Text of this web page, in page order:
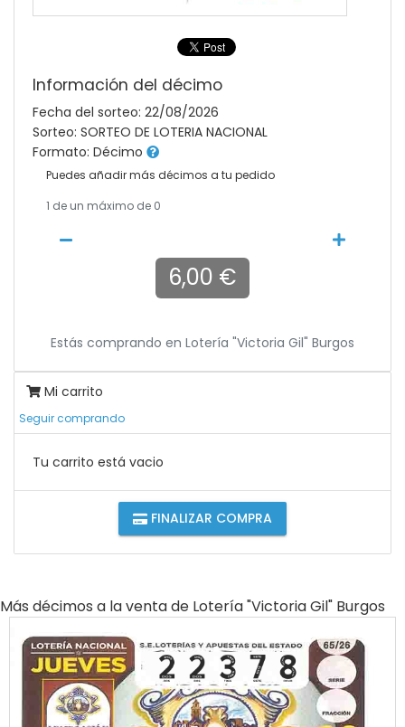
Información del décimo
Fecha del sorteo: 22/08/2026
Sorteo: SORTEO DE LOTERIA NACIONAL
Formato: Décimo
Puedes añadir más décimos a tu pedido
1 de un máximo de 0
6,00 €
Estás comprando en Lotería "victoria Gil" Burgos
Mi carrito
Seguir comprando
Tu carrito está vacio
FINALIZAR COMPRA
Más décimos a la venta de Lotería "victoria Gil" Burgos